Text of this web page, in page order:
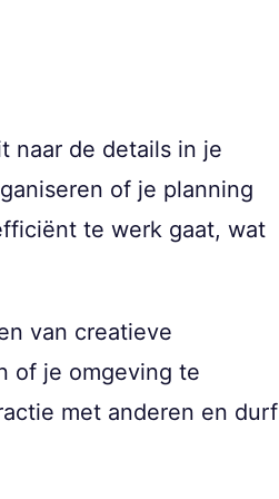
naar de details in je
of je planning
te werk gaat, wat
van creatieve
of je omgeving te
met anderen en durf